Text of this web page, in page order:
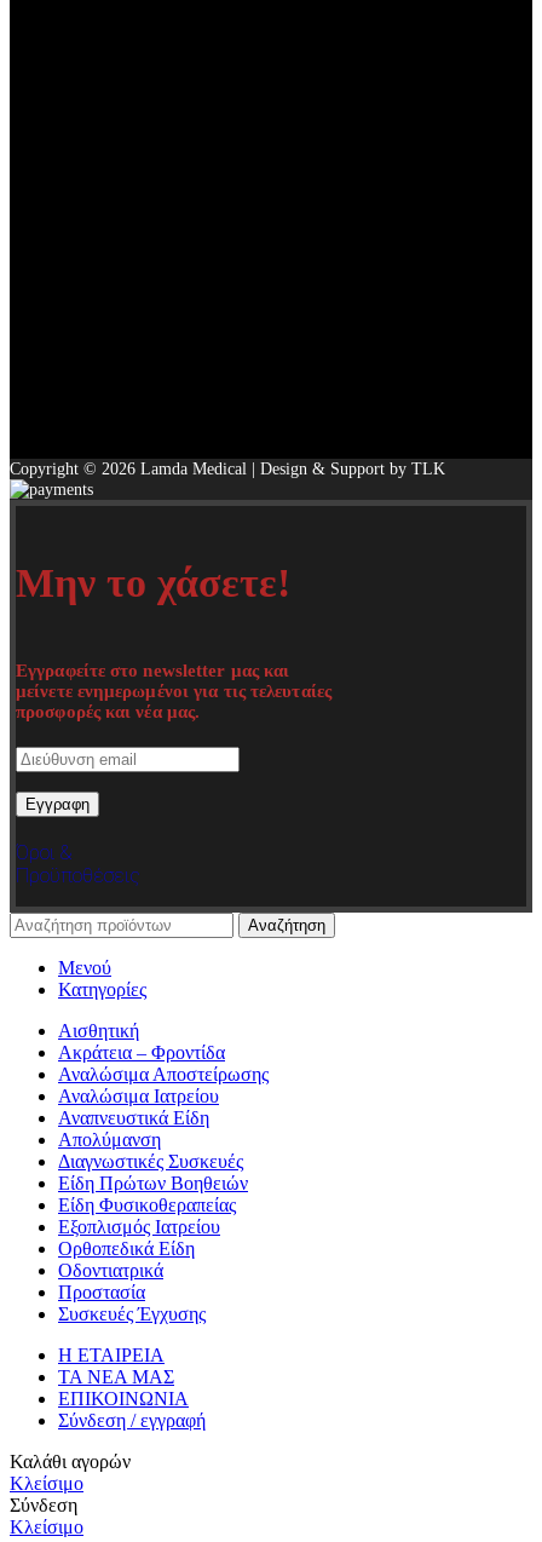
Copyright © 2026 Lamda Medical | Design & Support by TLK
Μην το χάσετε!
Εγγραφείτε στο newsletter μας και
μείνετε ενημερωμένοι για τις τελευταίες
προσφορές και νέα μας.
Όροι &
Προϋποθέσεις
Αναζήτηση
Μενού
Κατηγορίες
Αισθητική
Ακράτεια – Φροντίδα
Αναλώσιμα Αποστείρωσης
Αναλώσιμα Ιατρείου
Αναπνευστικά Είδη
Απολύμανση
Διαγνωστικές Συσκευές
Είδη Πρώτων Βοηθειών
Είδη Φυσικοθεραπείας
Εξοπλισμός Ιατρείου
Ορθοπεδικά Είδη
Οδοντιατρικά
Προστασία
Συσκευές Έγχυσης
Η ΕΤΑΙΡΕΙΑ
ΤΑ ΝΕΑ ΜΑΣ
ΕΠΙΚΟΙΝΩΝΙΑ
Σύνδεση / εγγραφή
Καλάθι αγορών
Κλείσιμο
Σύνδεση
Κλείσιμο